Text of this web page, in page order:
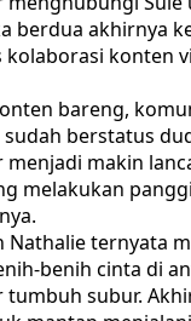
berdua akhirnya
konten
bareng,
sudah berstatus
menjadi makin
melakukan
Nathalie ternyata
benih cinta di
tumbuh subur.